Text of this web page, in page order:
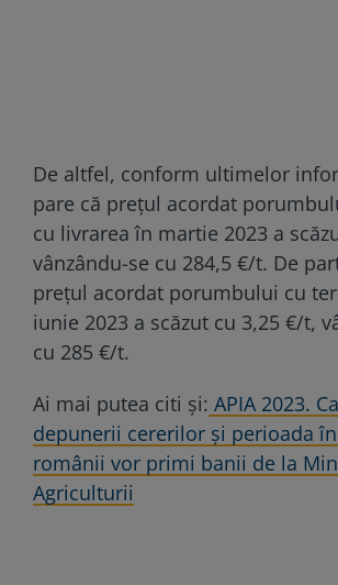
De altfel, conform ultimelor
pare că prețul acordat
cu livrarea în martie 2023 a
vânzându-se cu 284,5 €/t. De
prețul acordat porumbului cu
iunie 2023 a scăzut cu 3,25 €/t,
cu 285 €/t.
Ai mai putea citi și: APIA 2023.
depunerii cererilor și perioada
românii vor primi banii de la
Agriculturii